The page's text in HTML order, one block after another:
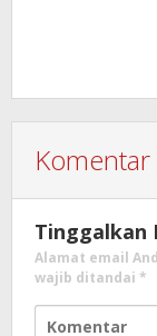
Komentar
Tinggalkan
Alamat email
wajib ditandai *